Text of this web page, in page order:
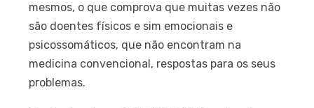
mesmos, o que comprova que muitas vezes não
são doentes físicos e sim emocionais e
psicossomáticos, que não encontram na
medicina convencional, respostas para os seus
problemas.